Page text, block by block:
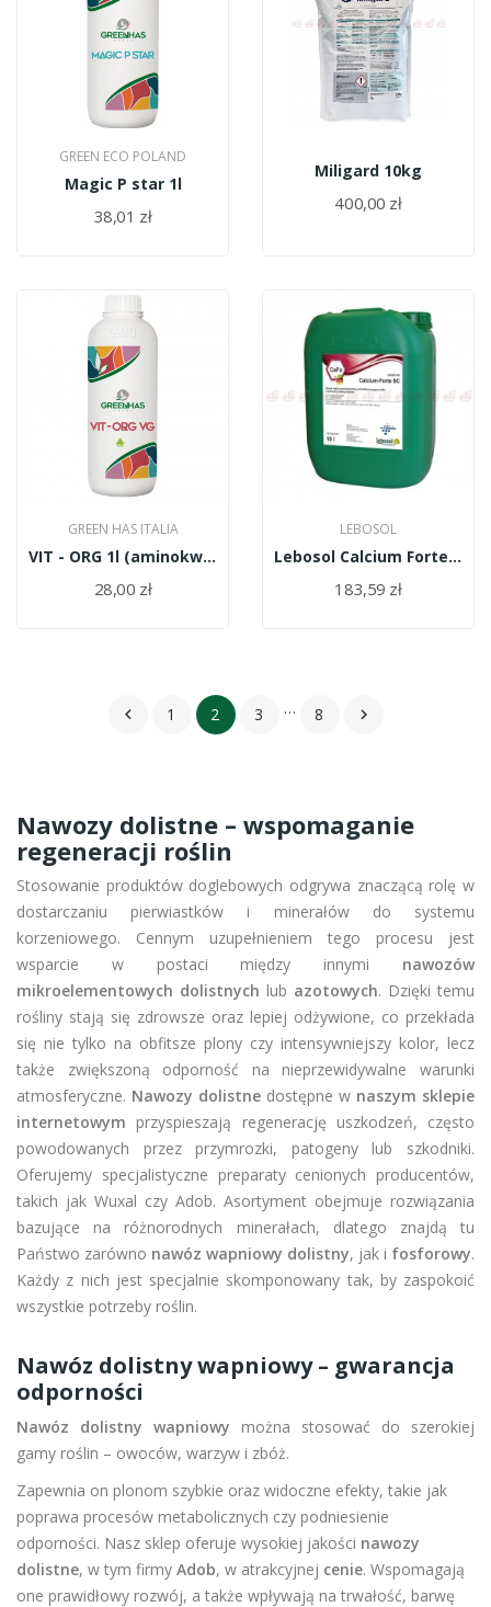
GREEN ECO POLAND
Magic P star 1l
38,01 zł
Miligard 10kg
400,00 zł
GREEN HAS ITALIA
VIT - ORG 1l (aminokwasy roślinne)
28,00 zł
LEBOSOL
Lebosol Calcium Forte 10l
183,59 zł
 1 2 3 … 8 
Nawozy dolistne – wspomaganie
regeneracji roślin
Stosowanie produktów doglebowych odgrywa znaczącą rolę w
dostarczaniu pierwiastków i minerałów do systemu
korzeniowego. Cennym uzupełnieniem tego procesu jest
wsparcie w postaci między innymi nawozów
mikroelementowych dolistnych lub azotowych. Dzięki temu
rośliny stają się zdrowsze oraz lepiej odżywione, co przekłada
się nie tylko na obfitsze plony czy intensywniejszy kolor, lecz
także zwiększoną odporność na nieprzewidywalne warunki
atmosferyczne. Nawozy dolistne dostępne w naszym sklepie
internetowym przyspieszają regenerację uszkodzeń, często
powodowanych przez przymrozki, patogeny lub szkodniki.
Oferujemy specjalistyczne preparaty cenionych producentów,
takich jak Wuxal czy Adob. Asortyment obejmuje rozwiązania
bazujące na różnorodnych minerałach, dlatego znajdą tu
Państwo zarówno nawóz wapniowy dolistny, jak i fosforowy.
Każdy z nich jest specjalnie skomponowany tak, by zaspokoić
wszystkie potrzeby roślin.
Nawóz dolistny wapniowy – gwarancja
odporności
Nawóz dolistny wapniowy można stosować do szerokiej
gamy roślin – owoców, warzyw i zbóż.
Zapewnia on plonom szybkie oraz widoczne efekty, takie jak
poprawa procesów metabolicznych czy podniesienie
odporności. Nasz sklep oferuje wysokiej jakości nawozy
dolistne, w tym firmy Adob, w atrakcyjnej cenie. Wspomagają
one prawidłowy rozwój, a także wpływają na trwałość, barwę